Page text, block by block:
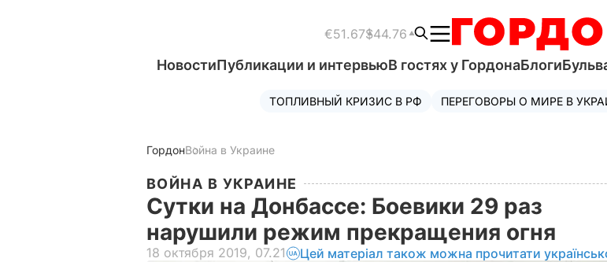
€51.67$44.76
НовостиПубликации и интервьюВ гостях у ГордонаБлоги
ТОПЛИВНЫЙ КРИЗИС В РФ ПЕРЕГОВОРЫ О МИРЕ В
ГордонВойна в Украине
ВОЙНА В УКРАИНЕ
Сутки на Донбассе: Боевики 29 раз
нарушили режим прекращения огня
18 октября 2019, 07.21 Цей матеріал також можна прочитати